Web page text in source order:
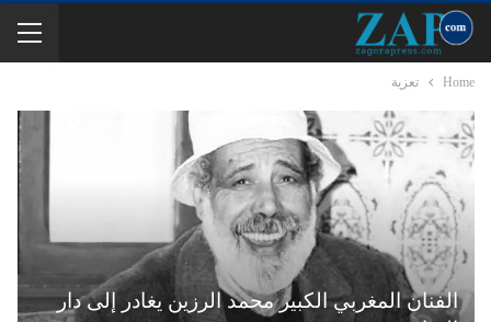
Home تعزية
الفنان المغربي الكبير محمد الرزين يغادر إلى دار